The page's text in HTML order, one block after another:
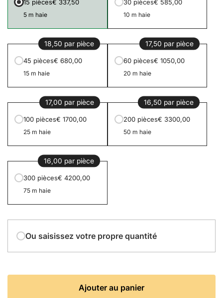
15 pièces€ 337,50
5 m haie
30 pièces€ 585,00
10 m haie
18,50 par pièce
45 pièces€ 680,00
15 m haie
17,50 par pièce
60 pièces€ 1050,00
20 m haie
17,00 par pièce
100 pièces€ 1700,00
25 m haie
16,50 par pièce
200 pièces€ 3300,00
50 m haie
16,00 par pièce
300 pièces€ 4200,00
75 m haie
Ou saisissez votre propre quantité
Ajouter au panier